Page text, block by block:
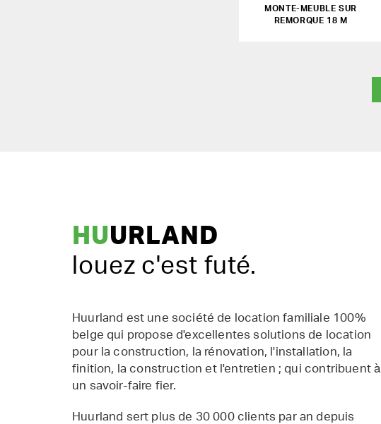
MONTE-MEUBLE SUR
REMORQUE 18 M
HUURLAND
louez c'est futé.
Huurland est une société de location familiale 100%
belge qui propose d'excellentes solutions de location
pour la construction, la rénovation, l'installation, la
finition, la construction et l'entretien ; qui contribuent à
un savoir-faire fier.
Huurland sert plus de 30 000 clients par an depuis